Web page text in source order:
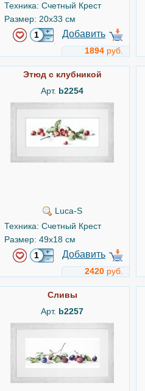
Техника: Счетный Крест
Размер: 20x33 см
Добавить
1894 руб.
Этюд с клубникой
Арт. b2254
Luca-S
Техника: Счетный Крест
Размер: 49x18 см
Добавить
2420 руб.
Сливы
Арт. b2257